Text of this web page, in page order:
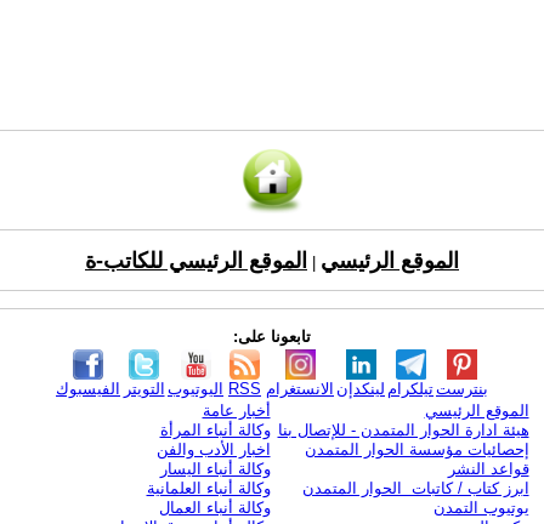
الموقع الرئيسي الموقع الرئيسي للكاتب-ة
تابعونا على:
الفيسبوك التويتر اليوتيوب RSS الانستغرام لينكدإن تيلكرامبنترست
الموقع الرئيسي
هيئة ادارة الحوار المتمدن - للإتصال بنا
إحصائيات مؤسسة الحوار المتمدن
قواعد النشر
ابرز كتاب / كاتبات الحوار المتمدن
يوتيوب التمدن
أخبار عامة
وكالة أنباء المرأة
اخبار الأدب والفن
وكالة أنباء اليسار
وكالة أنباء العلمانية
وكالة أنباء العمال